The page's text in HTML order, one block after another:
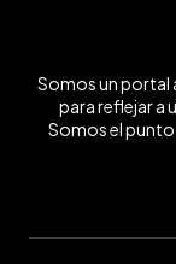
Somos un
para reflejar a
Somos el punto